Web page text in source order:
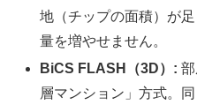
地（チップの面積）が
量を増やせません。
BiCS FLASH（3D）:
層マンション」方式。